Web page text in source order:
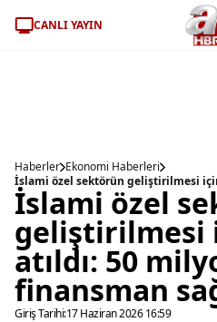
CANLI YAYIN
Haberler Ekonomi Haberleri
İslami özel
geliştirilmesi
atıldı: 50
finansman
Giriş Tarihi:17 Haziran 2026 16:59